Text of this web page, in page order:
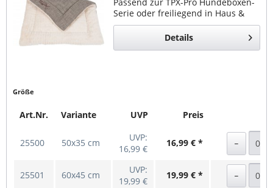
Passend zur TPX-Pro Hundeboxen-
Serie oder freiliegend in Haus &
Auto
Details
Größe
Art.Nr. Variante UVP Preis
25500 50x35 cm
UVP:
16,99 €
16,99 € *
25501 60x45 cm
UVP:
19,99 €
19,99 € *